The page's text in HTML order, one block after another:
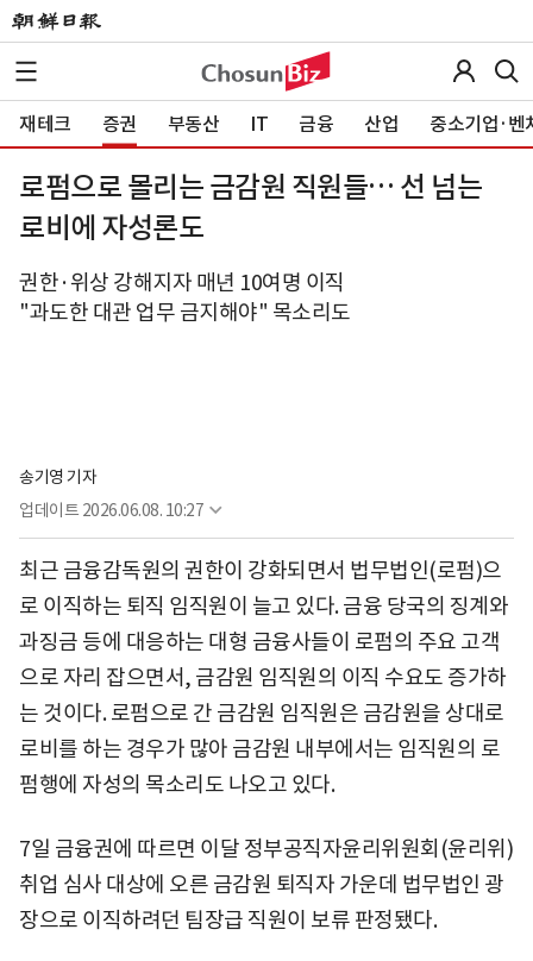
재테크 증권 부동산 IT 금융 산업 중소기업·벤
로펌으로 몰리는 금감원 직원들… 선 넘는
로비에 자성론도
권한·위상 강해지자 매년 10여명 이직
"과도한 대관 업무 금지해야" 목소리도
송기영 기자
업데이트 2026.06.08. 10:27
최근 금융감독원의 권한이 강화되면서 법무법인(로펌)으
로 이직하는 퇴직 임직원이 늘고 있다. 금융 당국의 징계와
과징금 등에 대응하는 대형 금융사들이 로펌의 주요 고객
으로 자리 잡으면서, 금감원 임직원의 이직 수요도 증가하
는 것이다. 로펌으로 간 금감원 임직원은 금감원을 상대로
로비를 하는 경우가 많아 금감원 내부에서는 임직원의 로
펌행에 자성의 목소리도 나오고 있다.
7일 금융권에 따르면 이달 정부공직자윤리위원회(윤리위)
취업 심사 대상에 오른 금감원 퇴직자 가운데 법무법인 광
장으로 이직하려던 팀장급 직원이 보류 판정됐다.